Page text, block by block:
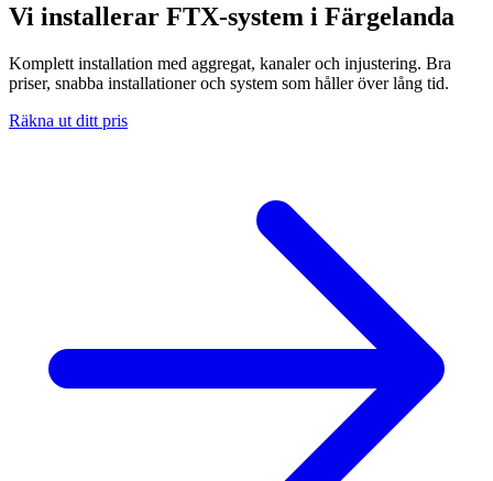
Vi installerar FTX-system i Färgelanda
Komplett installation med aggregat, kanaler och injustering. Bra
priser, snabba installationer och system som håller över lång tid.
Räkna ut ditt pris